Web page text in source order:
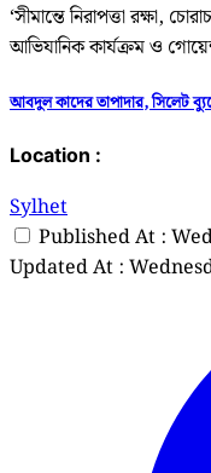
‘সীমান্তে নিরাপত্তা রক্ষা,
আভিযানিক কার্যক্রম ও
আবদুল কাদের তাপাদার, সিলেট
Location :
Sylhet
Published At :
Updated At :